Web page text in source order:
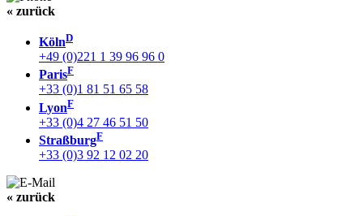
« zurück
KölnD
+49 (0)221 1 39 96 96 0
ParisF
+33 (0)1 81 51 65 58
LyonF
+33 (0)4 27 46 51 50
StraßburgF
+33 (0)3 92 12 02 20
« zurück